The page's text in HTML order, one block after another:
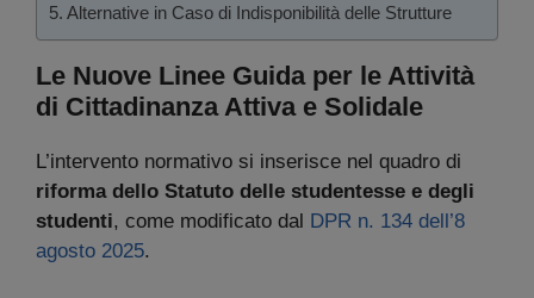
Alternative in Caso di Indisponibilità delle Strutture
Le Nuove Linee Guida per le Attività
di Cittadinanza Attiva e Solidale
L’intervento normativo si inserisce nel quadro di
riforma dello Statuto delle studentesse e degli
studenti, come modificato dal DPR n. 134 dell’8
agosto 2025.